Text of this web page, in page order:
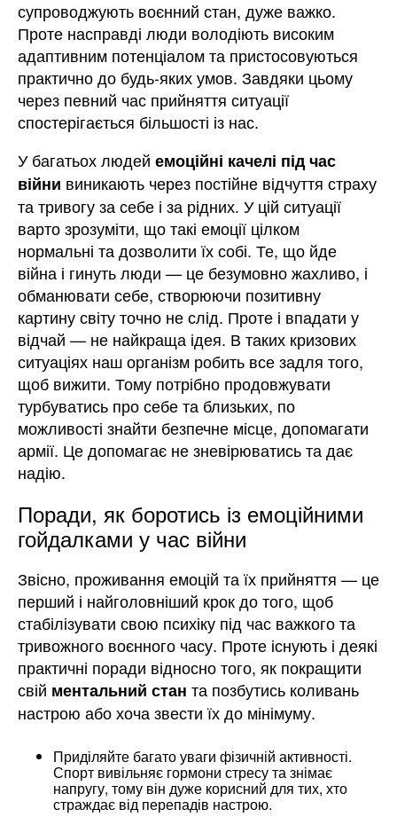
супроводжують воєнний стан, дуже важко.
Проте насправді люди володіють високим
адаптивним потенціалом та пристосовуються
практично до будь-яких умов. Завдяки цьому
через певний час прийняття ситуації
спостерігається більшості із нас.
У багатьох людей емоційні качелі під час
війни виникають через постійне відчуття страху
та тривогу за себе і за рідних. У цій ситуації
варто зрозуміти, що такі емоції цілком
нормальні та дозволити їх собі. Те, що йде
війна і гинуть люди — це безумовно жахливо, і
обманювати себе, створюючи позитивну
картину світу точно не слід. Проте і впадати у
відчай — не найкраща ідея. В таких кризових
ситуаціях наш організм робить все задля того,
щоб вижити. Тому потрібно продовжувати
турбуватись про себе та близьких, по
можливості знайти безпечне місце, допомагати
армії. Це допомагає не зневірюватись та дає
надію.
Поради, як боротись із емоційними
гойдалками у час війни
Звісно, проживання емоцій та їх прийняття — це
перший і найголовніший крок до того, щоб
стабілізувати свою психіку під час важкого та
тривожного воєнного часу. Проте існують і деякі
практичні поради відносно того, як покращити
свій ментальний стан та позбутись коливань
настрою або хоча звести їх до мінімуму.
Приділяйте багато уваги фізичній активності.
Спорт вивільняє гормони стресу та знімає
напругу, тому він дуже корисний для тих, хто
страждає від перепадів настрою.